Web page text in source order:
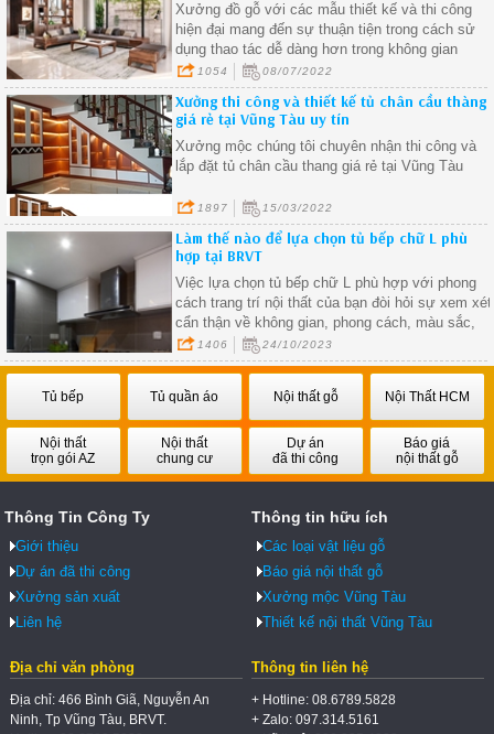
Xưởng đồ gỗ với các mẫu thiết kế và thi công
hiện đại mang đến sự thuận tiện trong cách sử
dụng thao tác dễ dàng hơn trong không gian
sống.1054 08/07/2022
Xưởng thi công và thiết kế tủ chân cầu thàng
giá rẻ tại Vũng Tàu uy tín
Xưởng mộc chúng tôi chuyên nhận thi công và
lắp đặt tủ chân cầu thang giá rẻ tại Vũng Tàu
1897 15/03/2022
Làm thế nào để lựa chọn tủ bếp chữ L phù
hợp tại BRVT
Việc lựa chọn tủ bếp chữ L phù hợp với phong
cách trang trí nội thất của bạn đòi hỏi sự xem xét
cẩn thận về không gian, phong cách, màu sắc,
chất liệu và thiết kế.
1406 24/10/2023
Tủ bếp Tủ quần áo Nội thất gỗ Nội Thất HCM
Nội thất
trọn gói AZ
Nội thất
chung cư
Dự án
đã thi công
Báo giá
nội thất gỗ
Thông Tin Công Ty
Giới thiệu
Dự án đã thi công
Xưởng sản xuất
Liên hệ
Thông tin hữu ích
Các loại vật liệu gỗ
Báo giá nội thất gỗ
Xưởng mộc Vũng Tàu
Thiết kế nội thất Vũng Tàu
Địa chỉ văn phòng
Địa chỉ: 466 Bình Giã, Nguyễn An
Ninh, Tp Vũng Tàu, BRVT.
Thông tin liên hệ
+ Hotline: 08.6789.5828
+ Zalo: 097.314.5161